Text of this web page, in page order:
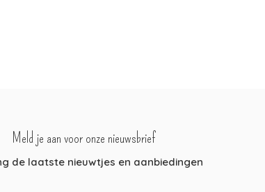
Meld je aan voor onze nieuwsbrief
de laatste nieuwtjes en aanbiedingen